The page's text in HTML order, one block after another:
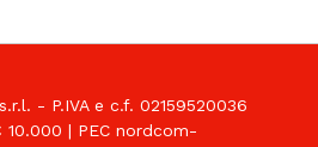
- P.IVA e c.f. 02159520036
| PEC nordcom-